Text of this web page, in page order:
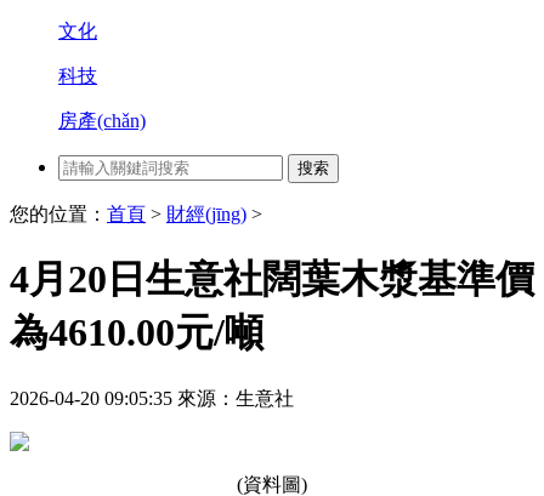
文化
科技
房產(chǎn)
搜索
您的位置： 首頁 > 財經(jīng) >
4月20日生意社闊葉木漿基準價
為4610.00元/噸
2026-04-20 09:05:35 來源：生意社
(資料圖)